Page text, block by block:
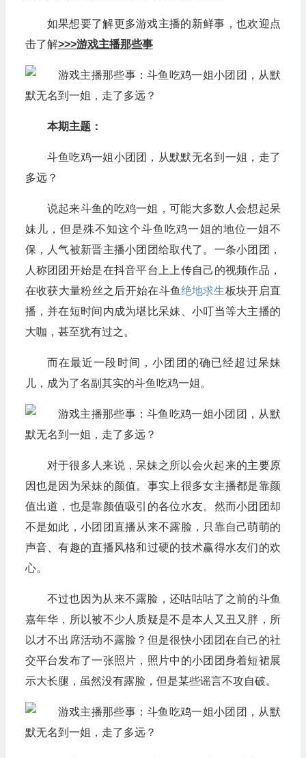
如果想要了解更多游戏主播的新鲜事，也欢迎点
击了解>>>游戏主播那些事
本期主题：
斗鱼吃鸡一姐小团团，从默默无名到一姐，走了
多远？
说起来斗鱼的吃鸡一姐，可能大多数人会想起呆
妹儿，但是殊不知这个斗鱼吃鸡一姐的地位一姐不
保，人气被新晋主播小团团给取代了。一条小团团，
人称团团开始是在抖音平台上上传自己的视频作品，
在收获大量粉丝之后开始在斗鱼绝地求生板块开启直
播，并在短时间内成为堪比呆妹、小叮当等大主播的
大咖，甚至犹有过之。
而在最近一段时间，小团团的确已经超过呆妹
儿，成为了名副其实的斗鱼吃鸡一姐。
对于很多人来说，呆妹之所以会火起来的主要原
因也是因为呆妹的颜值。事实上很多女主播都是靠颜
值出道，也是靠颜值吸引的各位水友。然而小团团却
不是如此，小团团直播从来不露脸，只靠自己萌萌的
声音、有趣的直播风格和过硬的技术赢得水友们的欢
心。
不过也因为从来不露脸，还咕咕咕了之前的斗鱼
嘉年华，所以被不少人质疑是不是本人又丑又胖，所
以才不出席活动不露脸？但是很快小团团在自己的社
交平台发布了一张照片，照片中的小团团身着短裙展
示大长腿，虽然没有露脸，但是某些谣言不攻自破。